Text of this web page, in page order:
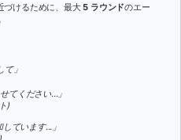
づけるために、最大5 ラウンドのエー
て」
てください...」
)
ています...」